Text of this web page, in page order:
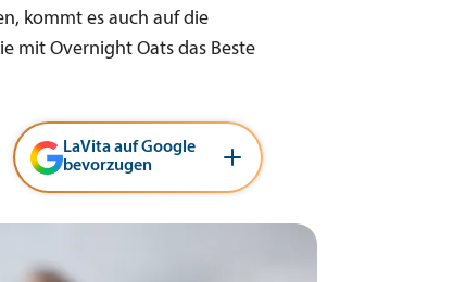
kommt es auch auf die
mit Overnight Oats das Beste
LaVita auf Google
bevorzugen